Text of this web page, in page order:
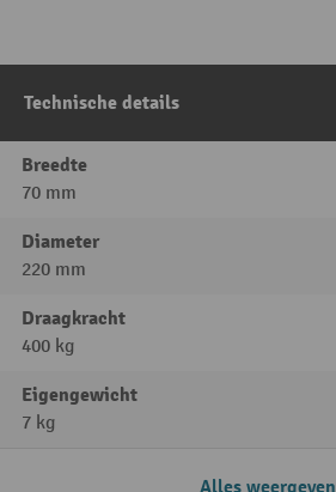
Technische details
Breedte
70 mm
Diameter
220 mm
Draagkracht
400 kg
Eigengewicht
7 kg